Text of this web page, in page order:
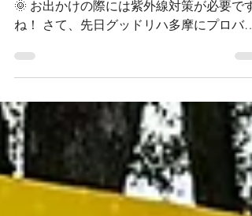
こんにちは。 日差しが強くなってきました
ね！ さて、先日グッドリハ多摩にプロバス
ケットの選手『山本 楓己』（やまもと ふう
客様にはお話していなかったので、来所さ
た際にはみなさんビックリ😲!! 短い時間で
はありましたが、お客様とお話をしたり、
写真をいっぱい撮ってくださったりととて
賑やかな時間でした。 若くてハンサムな山
本選手と写真を撮った女性のお客様はとて